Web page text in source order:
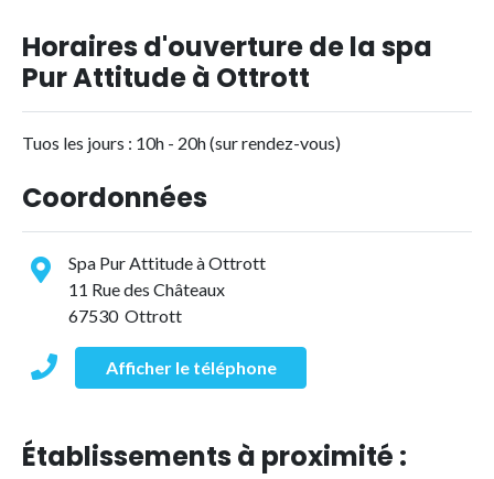
Horaires d'ouverture de la spa
Pur Attitude à Ottrott
Tuos les jours : 10h - 20h (sur rendez-vous)
Coordonnées
Spa Pur Attitude à Ottrott
11 Rue des Châteaux
67530 Ottrott
Afficher le téléphone
Établissements à proximité :